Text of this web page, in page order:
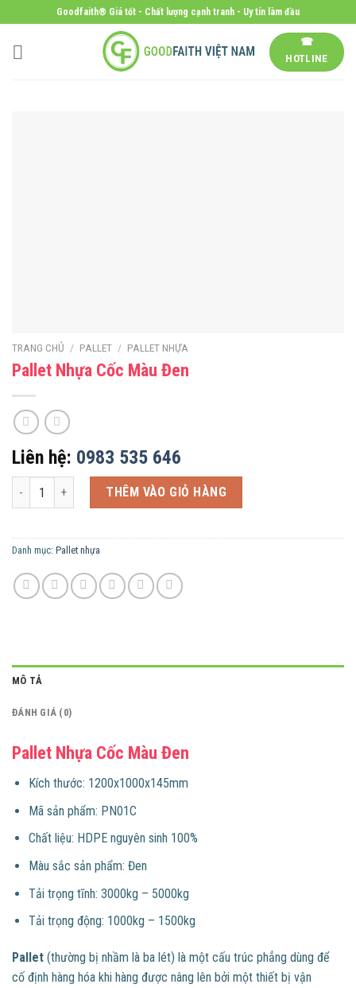
to
content
Goodfaith® Giá tốt - Chất lượng cạnh tranh - Uy tín làm đầu
☎
HOTLINE
TRANG CHỦ / PALLET / PALLET NHỰA
Pallet Nhựa Cốc Màu Đen
Liên hệ: 0983 535 646
Pallet Nhựa Cốc Màu Đen số lượng
THÊM VÀO GIỎ HÀNG
Danh mục: Pallet nhựa
MÔ TẢ
ĐÁNH GIÁ (0)
Pallet Nhựa Cốc Màu Đen
​​Kích thước: 1200x1000x145mm
Mã sản phẩm: PN01C
Chất liệu: HDPE nguyên sinh 100%
Màu sắc sản phẩm: Đen
Tải trọng tĩnh: 3000kg – 5000kg
Tải trọng động: 1000kg – 1500kg
Pallet (thường bị nhầm là ba lét) là một cấu trúc phẳng dùng để
cố định hàng hóa khi hàng được nâng lên bởi một thiết bị vận